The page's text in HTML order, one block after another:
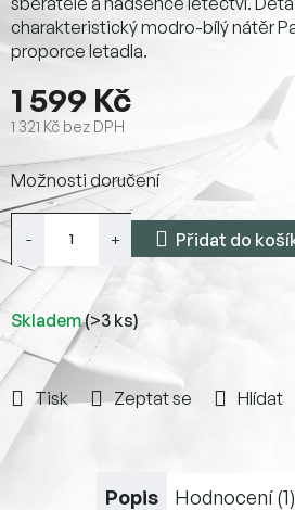
1 599 Kč
1 321 Kč bez DPH
Měrná
cena:
Skladem(>3 ks)
Možnosti doručení
Přidat do
charakteristický modro-bílý nátěr
proporce letadla.
Tisk Zeptat se Hlídat
Popis Hodnocení (1)